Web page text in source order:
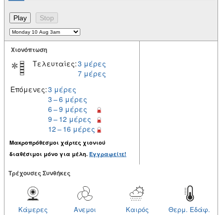
Χιονόπτωση
Τελευταίες:3 μέρες
7 μέρες
Επόμενες:3 μέρες
3 – 6 μέρες
6 – 9 μέρες
9 – 12 μέρες
12 – 16 μέρες
Μακροπρόθεσμοι χάρτες χιονιού
διαθέσιμοι μόνο για μέλη. Εγγραφείτε!
Tρέχουσες Συνθήκες
Θερμ. Εδάφ.
Καιρός
Ανεμοι
Κάμερες